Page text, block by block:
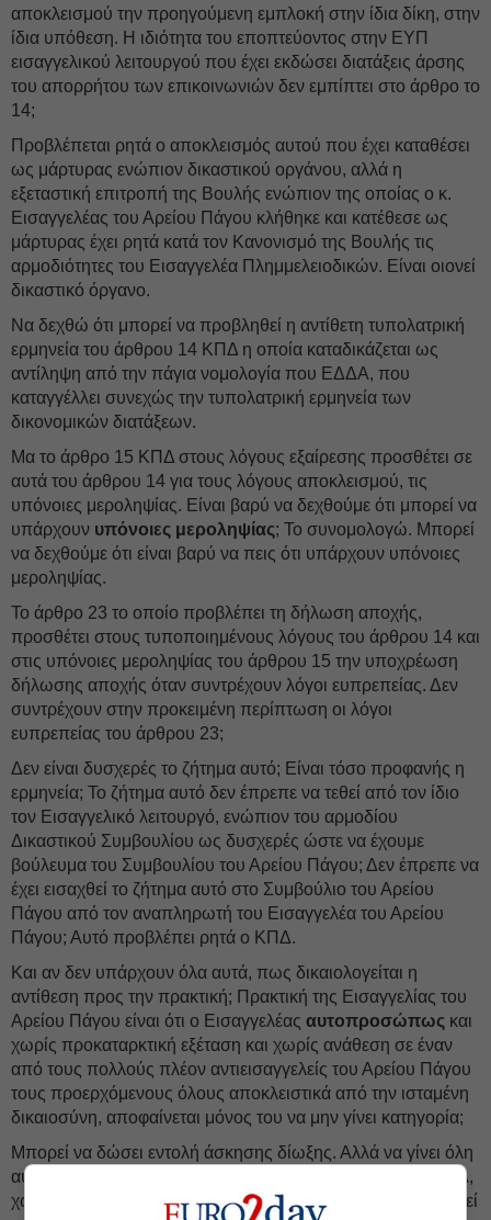
αποκλεισμού την προηγούμενη εμπλοκή στην ίδια δίκη, στην
ίδια υπόθεση. Η ιδιότητα του εποπτεύοντος στην ΕΥΠ
εισαγγελικού λειτουργού που έχει εκδώσει διατάξεις άρσης
του απορρήτου των επικοινωνιών δεν εμπίπτει στο άρθρο το
14;
Προβλέπεται ρητά ο αποκλεισμός αυτού που έχει καταθέσει
ως μάρτυρας ενώπιον δικαστικού οργάνου, αλλά η
εξεταστική επιτροπή της Βουλής ενώπιον της οποίας ο κ.
Εισαγγελέας του Αρείου Πάγου κλήθηκε και κατέθεσε ως
μάρτυρας έχει ρητά κατά τον Κανονισμό της Βουλής τις
αρμοδιότητες του Εισαγγελέα Πλημμελειοδικών. Είναι οιονεί
δικαστικό όργανο.
Να δεχθώ ότι μπορεί να προβληθεί η αντίθετη τυπολατρική
ερμηνεία του άρθρου 14 ΚΠΔ η οποία καταδικάζεται ως
αντίληψη από την πάγια νομολογία που ΕΔΔΑ, που
καταγγέλλει συνεχώς την τυπολατρική ερμηνεία των
δικονομικών διατάξεων.
Μα το άρθρο 15 ΚΠΔ στους λόγους εξαίρεσης προσθέτει σε
αυτά του άρθρου 14 για τους λόγους αποκλεισμού, τις
υπόνοιες μεροληψίας. Είναι βαρύ να δεχθούμε ότι μπορεί να
υπάρχουν υπόνοιες μεροληψίας; Το συνομολογώ. Μπορεί
να δεχθούμε ότι είναι βαρύ να πεις ότι υπάρχουν υπόνοιες
μεροληψίας.
Το άρθρο 23 το οποίο προβλέπει τη δήλωση αποχής,
προσθέτει στους τυποποιημένους λόγους του άρθρου 14 και
στις υπόνοιες μεροληψίας του άρθρου 15 την υποχρέωση
δήλωσης αποχής όταν συντρέχουν λόγοι ευπρεπείας. Δεν
συντρέχουν στην προκειμένη περίπτωση οι λόγοι
ευπρεπείας του άρθρου 23;
Δεν είναι δυσχερές το ζήτημα αυτό; Είναι τόσο προφανής η
ερμηνεία; Το ζήτημα αυτό δεν έπρεπε να τεθεί από τον ίδιο
τον Εισαγγελικό λειτουργό, ενώπιον του αρμοδίου
Δικαστικού Συμβουλίου ως δυσχερές ώστε να έχουμε
βούλευμα του Συμβουλίου του Αρείου Πάγου; Δεν έπρεπε να
έχει εισαχθεί το ζήτημα αυτό στο Συμβούλιο του Αρείου
Πάγου από τον αναπληρωτή του Εισαγγελέα του Αρείου
Πάγου; Αυτό προβλέπει ρητά ο ΚΠΔ.
Και αν δεν υπάρχουν όλα αυτά, πως δικαιολογείται η
αντίθεση προς την πρακτική; Πρακτική της Εισαγγελίας του
Αρείου Πάγου είναι ότι ο Εισαγγελέας αυτοπροσώπως και
χωρίς προκαταρκτική εξέταση και χωρίς ανάθεση σε έναν
από τους πολλούς πλέον αντιεισαγγελείς του Αρείου Πάγου
τους προερχόμενους όλους αποκλειστικά από την ισταμένη
δικαιοσύνη, αποφαίνεται μόνος του να μην γίνει κατηγορία;
Μπορεί να δώσει εντολή άσκησης δίωξης. Αλλά να γίνει όλη
αυτή η διαδικασία, η προβλεπόμενη στο άρθρο 43 του ΚΠΔ,
χωρίς να μεσολαβήσει αντιεισαγγελέας ο οποίος θα χειριστεί